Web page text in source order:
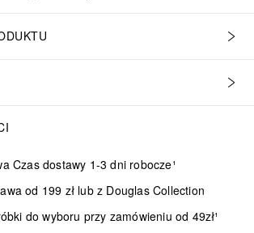
Czas dostawy 1-3 dni robocze¹
od 199 zł lub z Douglas Collection
do wyboru przy zamówieniu od 49zł¹